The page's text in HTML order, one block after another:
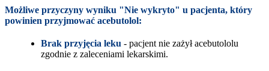
Możliwe przyczyny wyniku "Nie wykryto" u pacjenta, który
powinien przyjmować acebutolol:
Brak przyjęcia leku - pacjent nie zażył acebutololu
zgodnie z zaleceniami lekarskimi.